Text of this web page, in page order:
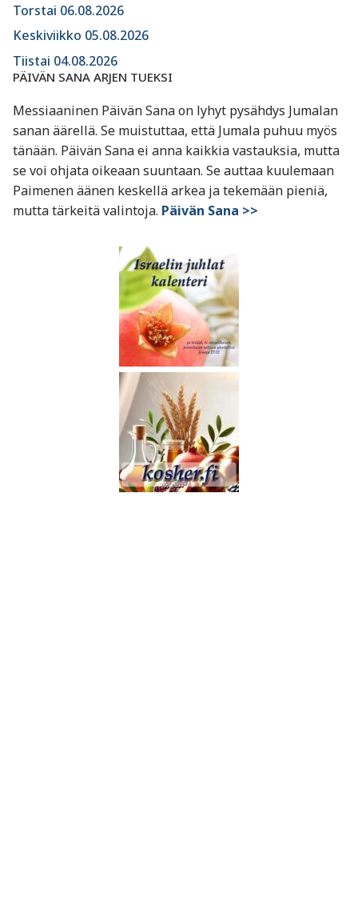
Torstai 06.08.2026
Keskiviikko 05.08.2026
Tiistai 04.08.2026
PÄIVÄN SANA ARJEN TUEKSI
Messiaaninen Päivän Sana on lyhyt pysähdys Jumalan
sanan äärellä. Se muistuttaa, että Jumala puhuu myös
tänään. Päivän Sana ei anna kaikkia vastauksia, mutta
se voi ohjata oikeaan suuntaan. Se auttaa kuulemaan
Paimenen äänen keskellä arkea ja tekemään pieniä,
mutta tärkeitä valintoja. Päivän Sana >>